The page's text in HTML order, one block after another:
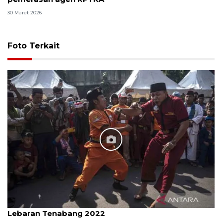
30 Maret 2026
Foto Terkait
Lebaran Tenabang 2022